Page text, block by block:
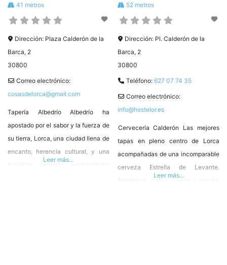
41 metros
Dirección: Plaza Calderón de la
Barca, 2
30800
Correo electrónico:
cosasdelorca@gmail.com
Tapería Albedrío Albedrío ha
apostado por el sabor y la fuerza de
su tierra, Lorca, una ciudad llena de
encanto, herencia cultural, y una
riquísima tradición gastronómica
Leer más...
52 metros
Dirección: Pl. Calderón de la
Barca, 2
30800
Teléfono: 627 07 74 35
Correo electrónico:
info@hostelor.es
Cervecería Calderón Las mejores
tapas en pleno centro de Lorca
acompañadas de una incomparable
cerveza Estrella de Levante.
Aperitivos, cafés, copas y mucho
Leer más...